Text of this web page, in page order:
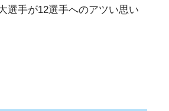
選手が12選手へのアツい思い